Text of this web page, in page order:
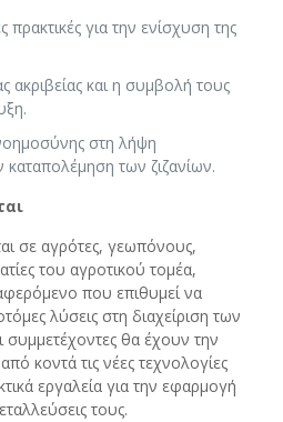
πρακτικές για την ενίσχυση της
ακριβείας και η συμβολή τους
στη λήψη
των ζιζανίων.
σε αγρότες, γεωπόνους,
του αγροτικού τομέα,
που επιθυμεί να
λύσεις στη διαχείριση των
συμμετέχοντες θα έχουν την
κοντά τις νέες τεχνολογίες
εργαλεία για την εφαρμογή
τους.